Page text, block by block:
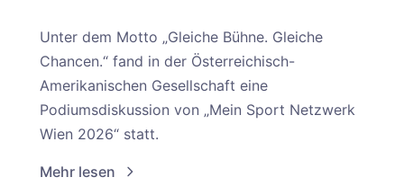
Unter dem Motto „Gleiche Bühne. Gleiche
Chancen.“ fand in der Österreichisch-
Amerikanischen Gesellschaft eine
Podiumsdiskussion von „Mein Sport Netzwerk
Wien 2026“ statt.
Mehr lesen